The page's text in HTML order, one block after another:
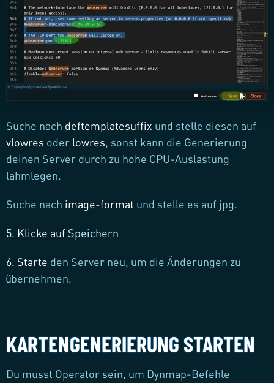
Suche nach deftemplatesuffix und stelle diesen auf
vlowres oder lowres, sonst kann die Generierung
deinen Server durch zu hohe CPU-Auslastung
lahmlegen.
Suche nach image-format und stelle es auf jpg.
5. Klicke auf Speichern
6. Starte den Server neu, um die Änderungen zu
übernehmen.
KARTENGENERIERUNG STARTEN
Du musst Operator sein, um Dynmap-Befehle